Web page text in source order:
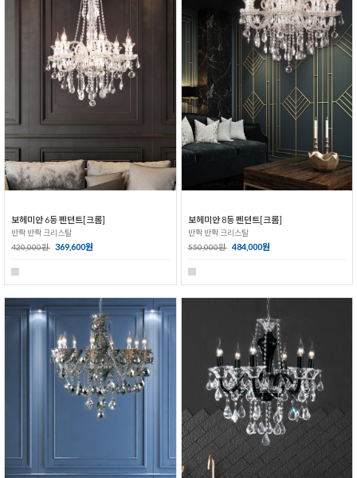
보헤미안 6등 펜던트[크롬]
반짝 반짝 크리스탈
420,000원 369,600원
보헤미안 8등 펜던트[크롬]
반짝 반짝 크리스탈
550,000원 484,000원